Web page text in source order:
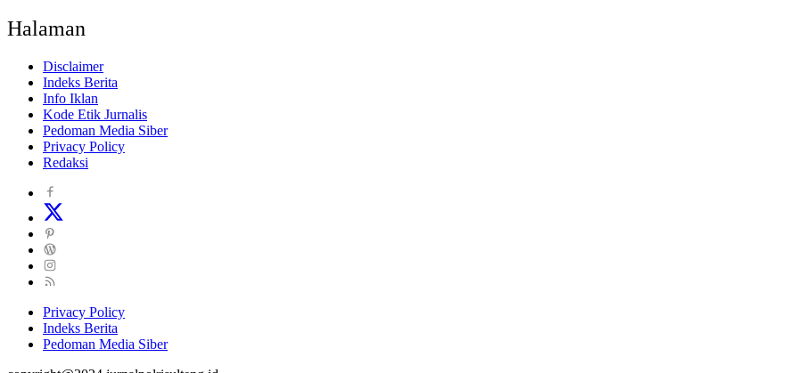
Halaman
Disclaimer
Indeks Berita
Info Iklan
Kode Etik Jurnalis
Pedoman Media Siber
Privacy Policy
Redaksi
Privacy Policy
Indeks Berita
Pedoman Media Siber